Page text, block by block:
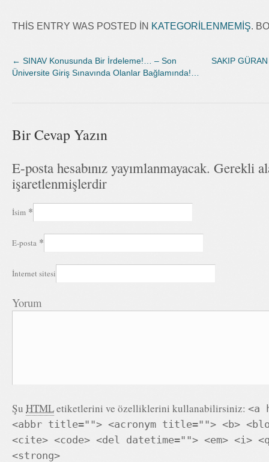
THIS ENTRY WAS POSTED IN KATEGORILENMEMIŞ.
← SINAV Konusunda Bir İrdeleme!… – Son
Üniversite Giriş Sınavında Olanlar Bağlamında!…
SAKIP
Bir Cevap Yazın
E-posta hesabınız yayımlanmayacak. Gerekli
işaretlenmişlerdir
İsim *
E-posta *
İnternet sitesi
Yorum
Şu HTMLetiketlerini ve özelliklerini kullanabilirsiniz: <a
<abbr title=""> <acronym title=""> <b>
<cite> <code> <del datetime=""> <em> <i>
<strong>